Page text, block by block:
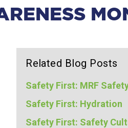
Related Blog Posts
Safety First: MRF
Safety First: Hydration
Safety First: Safety